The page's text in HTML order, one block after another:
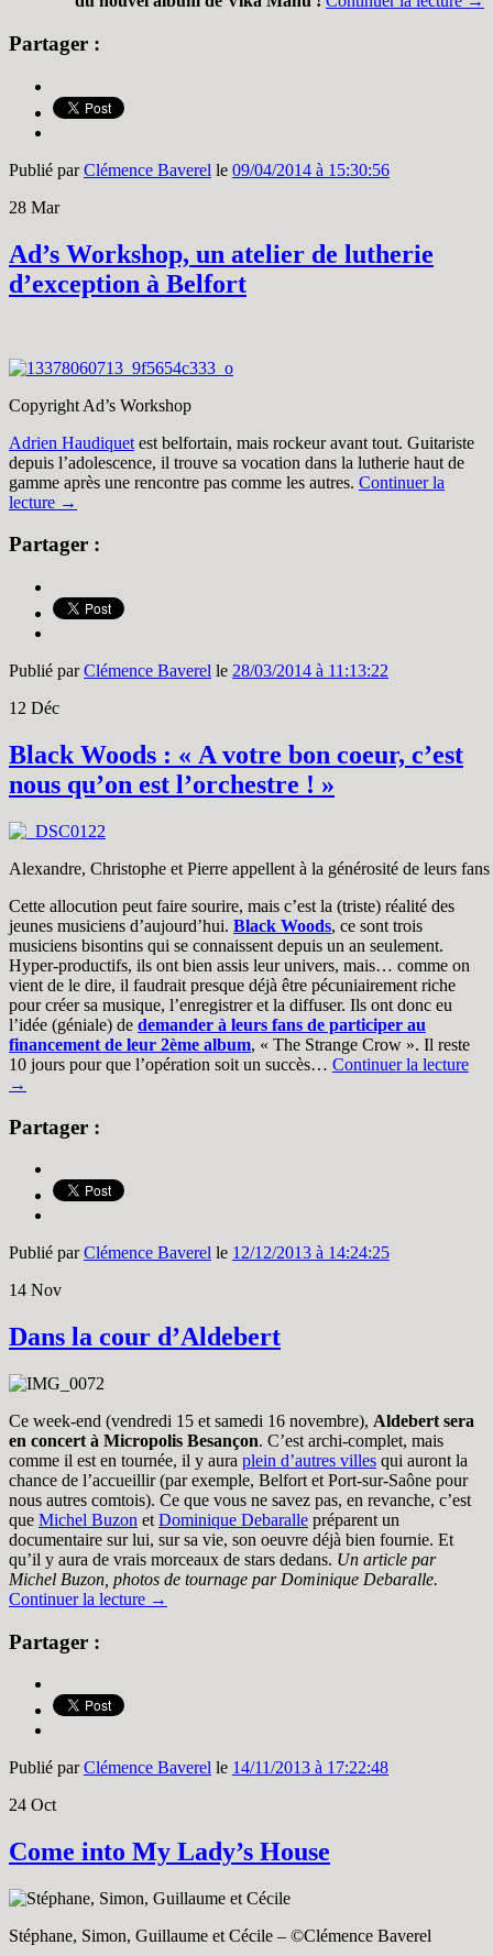
Partager :
Publié parClémence Baverel le 09/04/2014 à 15:30:56
28 Mar
Ad’s Workshop, un atelier de lutherie
d’exception à Belfort
Copyright Ad’s Workshop
Adrien Haudiquet est belfortain, mais rockeur avant tout. Guitariste
depuis l’adolescence, il trouve sa vocation dans la lutherie haut de
gamme après une rencontre pas comme les autres. Continuer la
lecture →
Partager :
Publié parClémence Baverel le 28/03/2014 à 11:13:22
12 Déc
Black Woods : « A votre bon coeur, c’est
nous qu’on est l’orchestre ! »
Alexandre, Christophe et Pierre appellent à la générosité de leurs
Cette allocution peut faire sourire, mais c’est la (triste) réalité des
jeunes musiciens d’aujourd’hui. Black Woods, ce sont trois
musiciens bisontins qui se connaissent depuis un an seulement.
Hyper-productifs, ils ont bien assis leur univers, mais… comme on
vient de le dire, il faudrait presque déjà être pécuniairement riche
pour créer sa musique, l’enregistrer et la diffuser. Ils ont donc eu
l’idée (géniale) de demander à leurs fans de participer au
financement de leur 2ème album, « The Strange Crow ». Il reste
10 jours pour que l’opération soit un succès… Continuer la lecture
→
Partager :
Publié parClémence Baverel le 12/12/2013 à 14:24:25
14 Nov
Dans la cour d’Aldebert
Ce week-end (vendredi 15 et samedi 16 novembre), Aldebert sera
en concert à Micropolis Besançon. C’est archi-complet, mais
comme il est en tournée, il y aura plein d’autres villes qui auront la
chance de l’accueillir (par exemple, Belfort et Port-sur-Saône pour
nous autres comtois). Ce que vous ne savez pas, en revanche, c’est
que Michel Buzon et Dominique Debaralle préparent un
documentaire sur lui, sur sa vie, son oeuvre déjà bien fournie. Et
qu’il y aura de vrais morceaux de stars dedans. Un article par
Michel Buzon, photos de tournage par Dominique Debaralle.
Continuer la lecture →
Partager :
Publié parClémence Baverel le 14/11/2013 à 17:22:48
24 Oct
Come into My Lady’s House
Stéphane, Simon, Guillaume et Cécile – ©Clémence Baverel